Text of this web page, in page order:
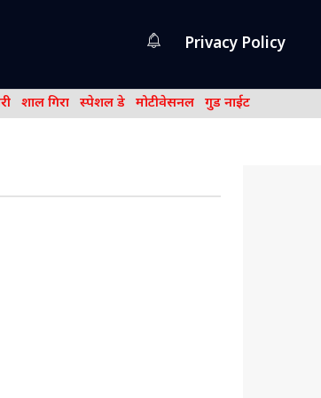
Privacy Policy
शाल गिरा स्पेशल डे मोटीवेसनल गुड नाईट